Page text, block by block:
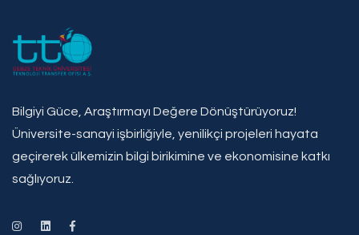
Bilgiyi Güce, Araştırmayı Değere Dönüştürüyoruz!
Üniversite-sanayi işbirliğiyle, yenilikçi projeleri hayata
geçirerek ülkemizin bilgi birikimine ve ekonomisine katkı
sağlıyoruz.